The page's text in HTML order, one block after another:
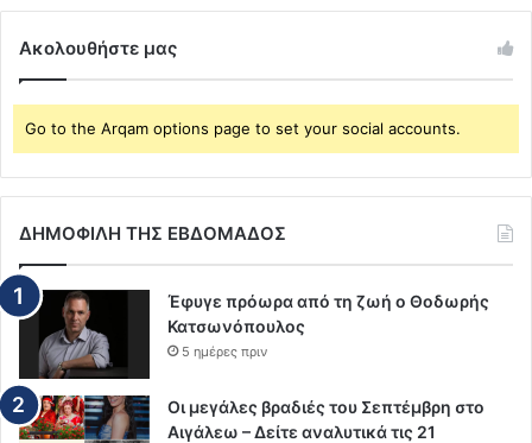
Ακολουθήστε μας
Go to the Arqam options page to set your social accounts.
ΔΗΜΟΦΙΛΗ ΤΗΣ ΕΒΔΟΜΑΔΟΣ
Έφυγε πρόωρα από τη ζωή ο Θοδωρής
Κατσωνόπουλος
5 ημέρες πριν
Οι μεγάλες βραδιές του Σεπτέμβρη στο
Αιγάλεω – Δείτε αναλυτικά τις 21